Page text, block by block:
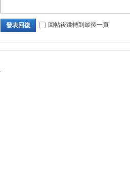
發表回復 回帖後跳轉到最後一頁